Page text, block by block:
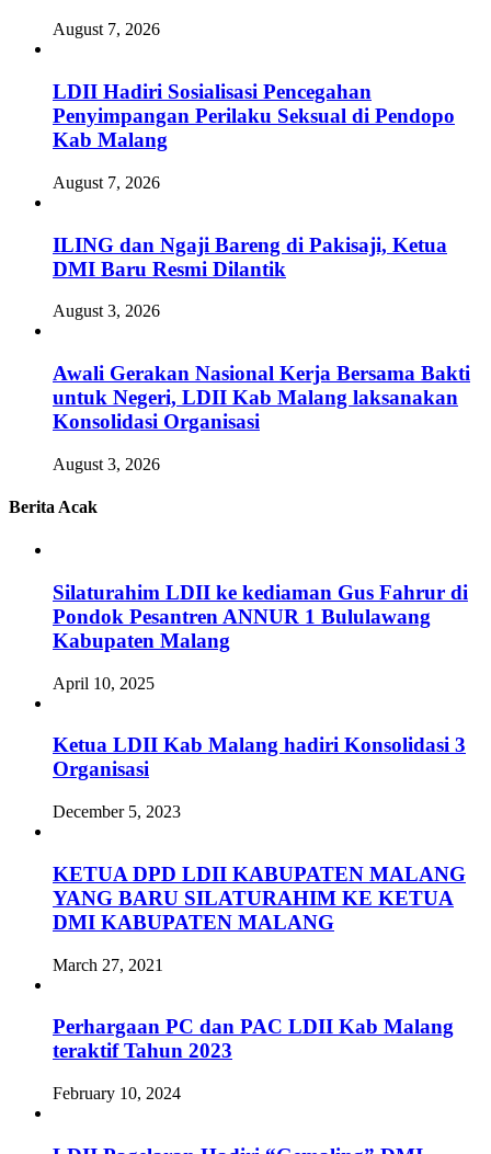
August 7, 2026
LDII Hadiri Sosialisasi Pencegahan
Penyimpangan Perilaku Seksual di Pendopo
Kab Malang
August 7, 2026
ILING dan Ngaji Bareng di Pakisaji, Ketua
DMI Baru Resmi Dilantik
August 3, 2026
Awali Gerakan Nasional Kerja Bersama Bakti
untuk Negeri, LDII Kab Malang laksanakan
Konsolidasi Organisasi
August 3, 2026
Berita Acak
Silaturahim LDII ke kediaman Gus Fahrur di
Pondok Pesantren ANNUR 1 Bululawang
Kabupaten Malang
April 10, 2025
Ketua LDII Kab Malang hadiri Konsolidasi 3
Organisasi
December 5, 2023
KETUA DPD LDII KABUPATEN MALANG
YANG BARU SILATURAHIM KE KETUA
DMI KABUPATEN MALANG
March 27, 2021
Perhargaan PC dan PAC LDII Kab Malang
teraktif Tahun 2023
February 10, 2024